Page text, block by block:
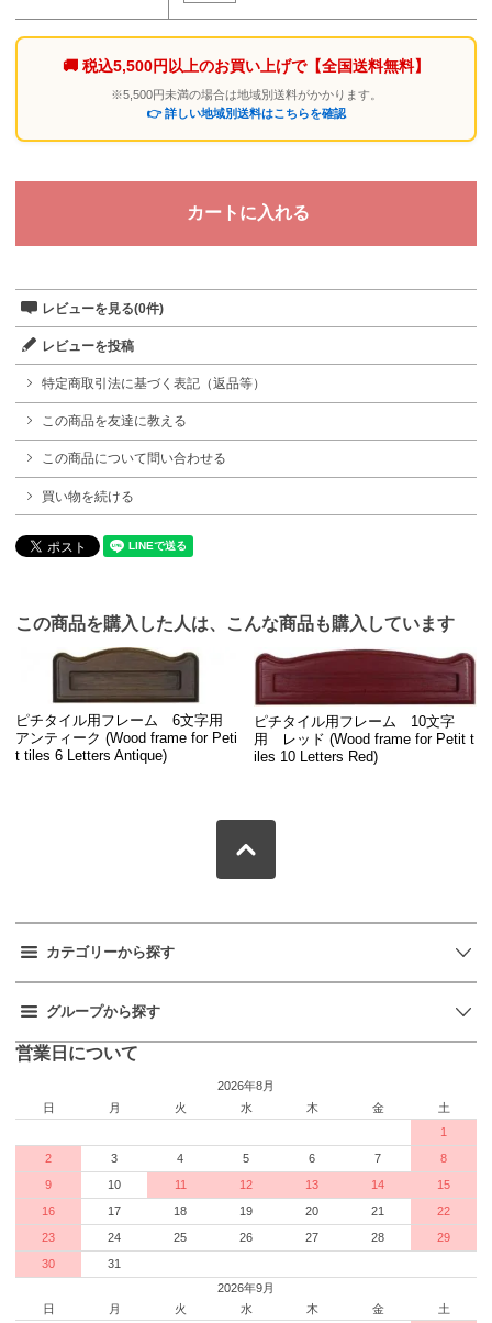
🚚 税込5,500円以上のお買い上げで【全国送料無料】
※5,500円未満の場合は地域別送料がかかります。
👉 詳しい地域別送料はこちらを確認
レビューを見る(0件)
レビューを投稿
特定商取引法に基づく表記（返品等）
この商品を友達に教える
この商品について問い合わせる
買い物を続ける
この商品を購入した人は、こんな商品も購入しています
ピチタイル用フレーム 6文字用
アンティーク (Wood frame for Peti
t tiles 6 Letters Antique)
ピチタイル用フレーム 10文字
用 レッド (Wood frame for Petit t
iles 10 Letters Red)
カテゴリーから探す
グループから探す
営業日について
2026年8月
日
月 火 水 木 金
土
1
2
3 4 5 6 7
8
9
10 11 12 13 14
15
16
17 18 19 20 21
22
23
24 25 26 27 28
29
30
31
2026年9月
日
月 火 水 木 金
土